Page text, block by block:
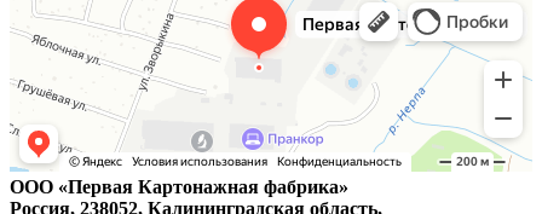
ООО «Первая Картонажная фабрика»
Россия, 238052, Калининградская область,